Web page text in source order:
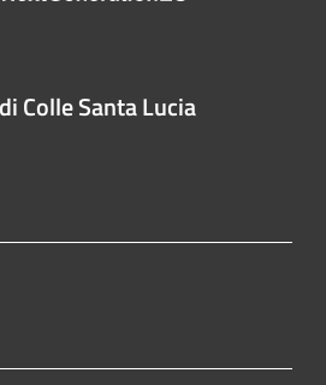
Colle Santa Lucia